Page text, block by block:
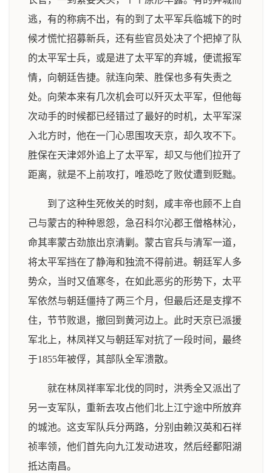
逃，有的称病不出，有的到了太平军兵临城下的时
候才慌忙招募新兵，还有些官员处决了个把掉了队
的太平军士兵，或是进了太平军的弃城，便谎报军
情，向朝廷告捷。就连向荣、胜保也多有失责之
处。向荣本来有几次机会可以歼灭太平军，但他每
次动手的时候都已经错过了最好的时机，太平军深
入北方时，他在一门心思围攻天京，却久攻不下。
胜保在天津郊外追上了太平军，却又与他们拉开了
距离，就是不上前攻打，唯恐吃了败仗遭到贬黜。
到了这种生死攸关的时刻，咸丰帝也顾不上自
己与蒙古的种种恩怨，急召科尔沁郡王僧格林沁，
命其率蒙古劲旅出京清剿。蒙古官兵与清军一道，
将太平军挡在了静海和独流不得前进。朝廷军人多
势众，当时又值寒冬，在如此恶劣的形势下，太平
军依然与朝廷僵持了两三个月，但最后还是支撑不
住，节节败退，撤回到黄河边上。此时天京已派援
军北上，林凤祥又与朝廷军对抗了一段时间，最终
于1855年被俘，其部队全军溃散。
就在林凤祥率军北伐的同时，洪秀全又派出了
另一支军队，重新去攻占他们北上江宁途中所放弃
的城池。这支军队兵分两路，分别由赖汉英和石祥
祯率领，他们首先向九江发动进攻，然后经鄱阳湖
抵达南昌。